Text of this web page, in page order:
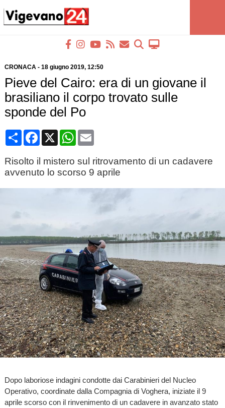
CRONACA- 18 giugno 2019, 12:50
Pieve del Cairo: era di un giovane il
brasiliano il corpo trovato sulle
sponde del Po
CondividiFacebook
X WhatsApp
Email
Risolto il mistero sul ritrovamento di un cadavere
avvenuto lo scorso 9 aprile
Dopo laboriose indagini condotte dai Carabinieri del Nucleo
Operativo, coordinate dalla Compagnia di Voghera, iniziate il 9
aprile scorso con il rinvenimento di un cadavere in avanzato stato